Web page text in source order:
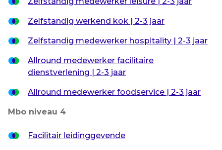
Zelfstandig werkend kok | 2-3 jaar
Zelfstandig medewerker hospitality | 2-3 jaar
Allround medewerker facilitaire
dienstverlening | 2-3 jaar
Allround medewerker foodservice | 2-3 jaar
Mbo niveau 4
Facilitair leidinggevende